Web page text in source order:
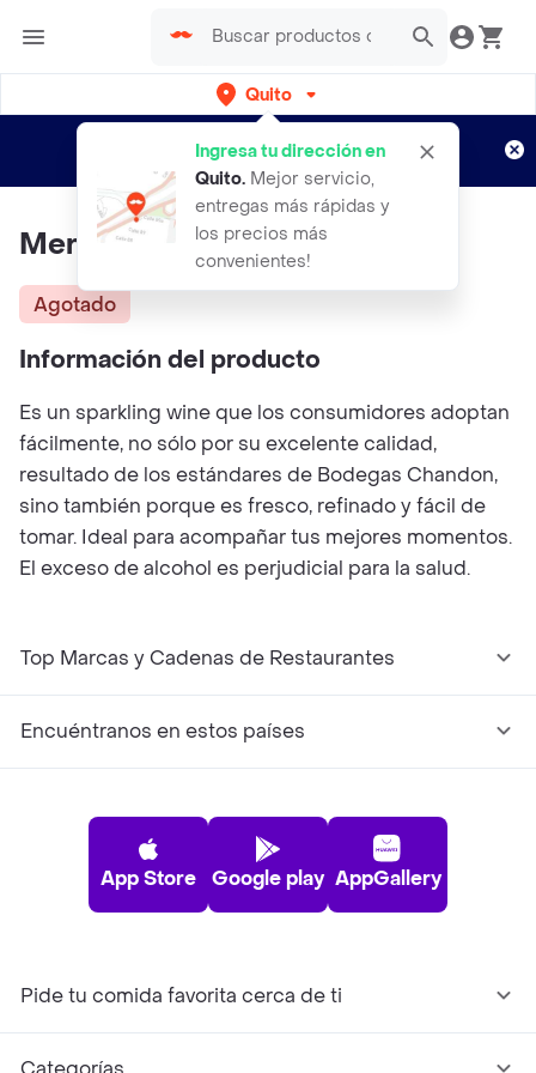
Quito
Ingresa tu dirección en
Quito. Mejor servicio,
entregas más rápidas y
los precios más
convenientes!
envíos gratis por semanas
Aplican TyC
Mercier Champagne Extra Brut
Agotado
Información del producto
Es un sparkling wine que los consumidores adoptan
fácilmente, no sólo por su excelente calidad,
resultado de los estándares de Bodegas Chandon,
sino también porque es fresco, refinado y fácil de
tomar. Ideal para acompañar tus mejores momentos.
El exceso de alcohol es perjudicial para la salud.
Top Marcas y Cadenas de Restaurantes
Encuéntranos en estos países
App Store Google play AppGallery
Pide tu comida favorita cerca de ti